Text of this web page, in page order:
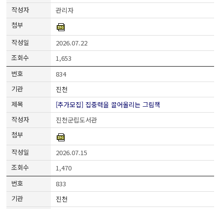
관리자
2026.07.22
1,653
834
진천
[추가모집] 집중력을 끌어올리는 그림책
진천군립도서관
2026.07.15
1,470
833
진천